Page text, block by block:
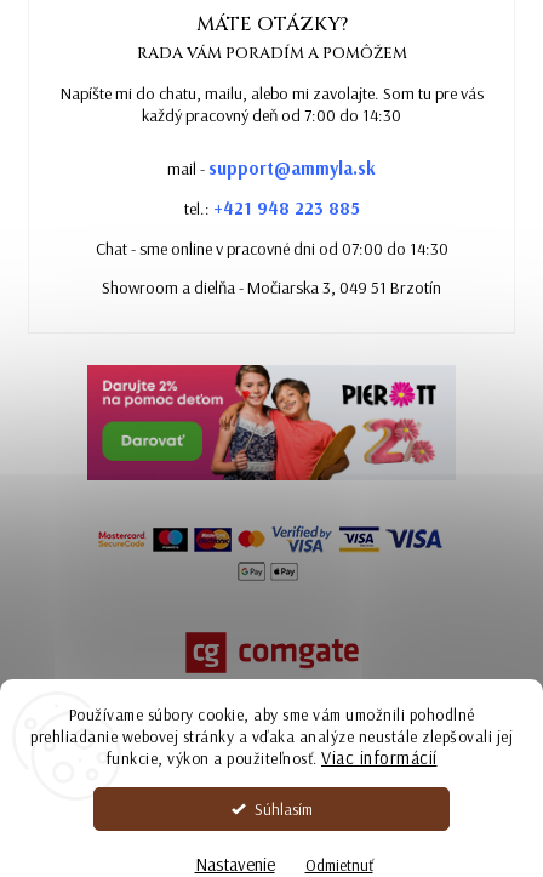
Používame súbory cookie, aby sme vám umožnili pohodlné
prehliadanie webovej stránky a vďaka analýze neustále zlepšovali jej
funkcie, výkon a použiteľnosť. Viac informácií
Súhlasím
Nastavenie Odmietnuť
MÁTE OTÁZKY?
RADA VÁM PORADÍM A POMÔŽEM
Napíšte mi do chatu, mailu, alebo mi zavolajte. Som tu pre vás
každý pracovný deň od 7:00 do 14:30
mail - support@ammyla.sk
tel.: +421 948 223 885
Chat - sme online v pracovné dni od 07:00 do 14:30
Showroom a dielňa - Močiarska 3, 049 51 Brzotín
Copyright 2026Ammyla | kožené kabelky zo Slovenska. Všetky práva
Upraviť nastavenie cookies